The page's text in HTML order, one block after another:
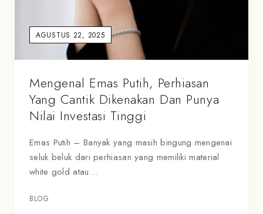
AGUSTUS 22, 2025
Mengenal Emas Putih, Perhiasan
Yang Cantik Dikenakan Dan Punya
Nilai Investasi Tinggi
Emas Putih – Banyak yang masih bingung mengenai
seluk beluk dari perhiasan yang memiliki material
white gold atau…
BLOG